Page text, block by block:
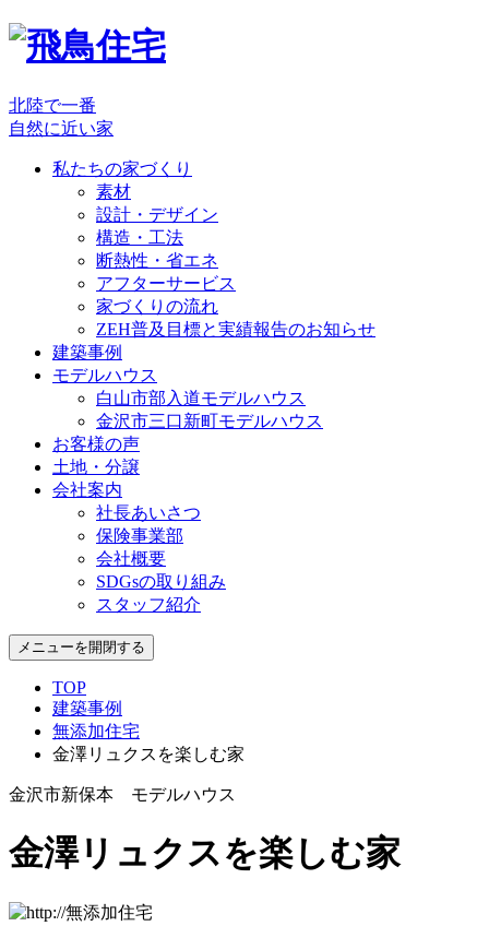
北陸で一番
自然に近い家
私たちの家づくり
素材
設計・デザイン
構造・工法
断熱性・省エネ
アフターサービス
家づくりの流れ
ZEH普及目標と実績報告のお知らせ
建築事例
モデルハウス
白山市部入道モデルハウス
金沢市三口新町モデルハウス
お客様の声
土地・分譲
会社案内
社長あいさつ
保険事業部
会社概要
SDGsの取り組み
スタッフ紹介
メニューを開閉する
TOP
建築事例
無添加住宅
金澤リュクスを楽しむ家
金沢市新保本 モデルハウス
金澤リュクスを楽しむ家